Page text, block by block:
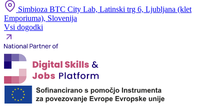
Simbioza BTC City Lab, Latinski trg 6, Ljubljana (klet
Emporiuma), Slovenija
Vsi dogodki